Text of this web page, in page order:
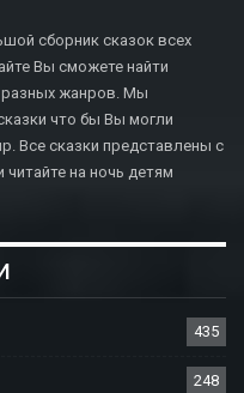
сборник сказок всех
Вы сможете найти
разных жанров. Мы
что бы Вы могли
Все сказки представлены с
на ночь детям
435
248